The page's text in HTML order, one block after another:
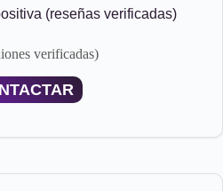
(reseñas verificadas)
verificadas)